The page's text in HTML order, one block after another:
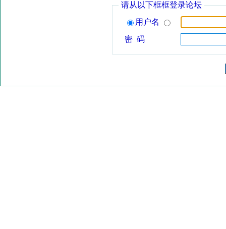
请从以下框框登录论坛
用户名
密 码